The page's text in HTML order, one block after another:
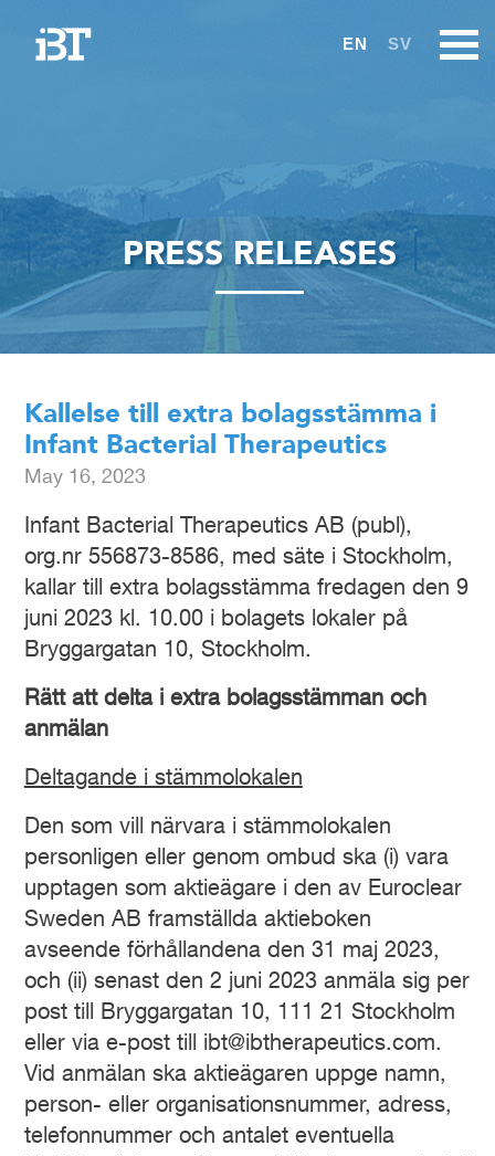
EN SV
PRESS RELEASES
Kallelse till extra bolagsstämma i
Infant Bacterial Therapeutics
May 16, 2023
Infant Bacterial Therapeutics AB (publ),
org.nr 556873-8586, med säte i Stockholm,
kallar till extra bolagsstämma fredagen den 9
juni 2023 kl. 10.00 i bolagets lokaler på
Bryggargatan 10, Stockholm.
Rättatt delta i extra bolagsstämman och
anmälan
Deltagande i stämmolokalen
Den som vill närvara i stämmolokalen
personligen eller genom ombud ska (i) vara
upptagen som aktieägare i den av Euroclear
Sweden AB framställda aktieboken
avseende förhållandena den 31 maj 2023,
och (ii) senast den 2 juni 2023 anmäla sig per
post till Bryggargatan 10, 111 21 Stockholm
eller via e-post till ibt@ibtherapeutics.com.
Vid anmälan ska aktieägaren uppge namn,
person- eller organisationsnummer, adress,
telefonnummer och antalet eventuella